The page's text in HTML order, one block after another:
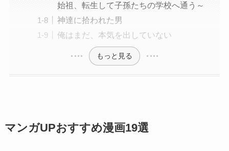
始祖、転生して子孫たちの学校へ通う～
神達に拾われた男
俺はまだ、本気を出していない
もっと見る
マンガUPおすすめ漫画19選